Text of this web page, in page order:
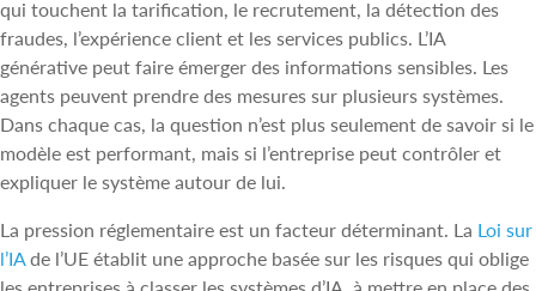
qui touchent la tarification, le recrutement, la détection des
fraudes, l’expérience client et les services publics. L’IA
générative peut faire émerger des informations sensibles. Les
agents peuvent prendre des mesures sur plusieurs systèmes.
Dans chaque cas, la question n’est plus seulement de savoir si le
modèle est performant, mais si l’entreprise peut contrôler et
expliquer le système autour de lui.
La pression réglementaire est un facteur déterminant. La Loi sur
l’IAde l’UE établit une approche basée sur les risques qui oblige